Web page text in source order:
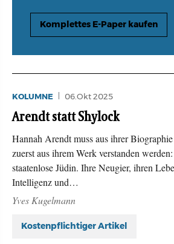
Komplettes E-Paper kaufen
KOLUMNE 06.Okt 2025
Arendt statt Shylock
Hannah Arendt muss aus ihrer
zuerst aus ihrem Werk verstanden
staatenlose Jüdin. Ihre Neugier, ihren
Intelligenz und…
Yves Kugelmann
Kostenpflichtiger Artikel